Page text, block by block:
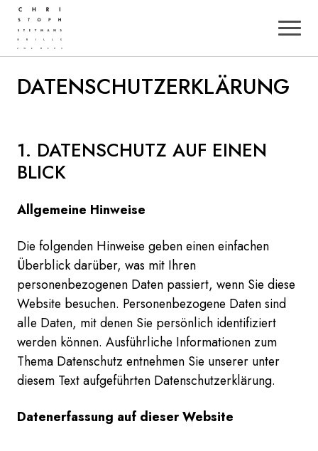
Zum Hauptinhalt der Seite springen
Zur Startseite navigieren
DATENSCHUTZERKLÄRUNG
1. DATENSCHUTZ AUF EINEN
BLICK
Allgemeine Hinweise
Die folgenden Hinweise geben einen einfachen
Überblick darüber, was mit Ihren
personenbezogenen Daten passiert, wenn Sie diese
Website besuchen. Personenbezogene Daten sind
alle Daten, mit denen Sie persönlich identifiziert
werden können. Ausführliche Informationen zum
Thema Datenschutz entnehmen Sie unserer unter
diesem Text aufgeführten Datenschutzerklärung.
Datenerfassung auf dieser Website